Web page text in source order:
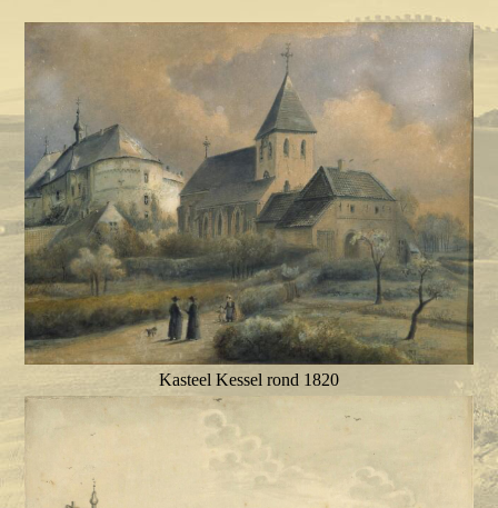
Kasteel Kessel rond 1820